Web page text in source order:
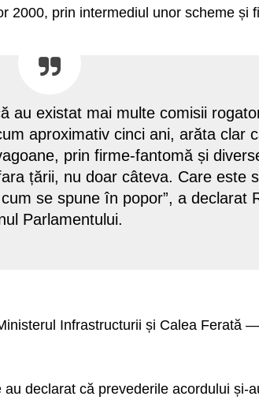
2000, prin intermediul unor scheme și
au existat mai multe comisii
aproximativ cinci ani, arăta clar
prin firme-fantomă și
țării, nu doar câteva. Care este
se spune în popor”, a declarat
Parlamentului.
Infrastructurii și Calea Ferată
declarat că prevederile acordului și-